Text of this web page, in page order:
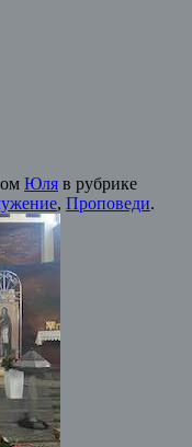
Юля в рубрике
, Проповеди.